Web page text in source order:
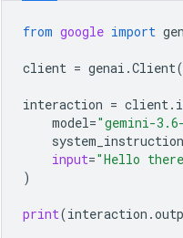
from google import
client = genai .Client
interaction = client.
model="gemini-
system_instruction
input="Hello
)
print(interaction .